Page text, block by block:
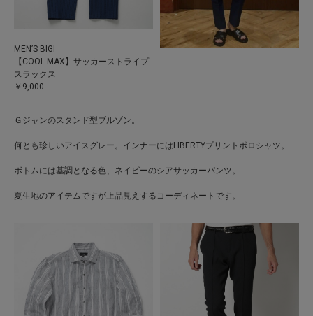
MEN’S BIGI
【COOL MAX】サッカーストライプ
スラックス
￥9,000
Ｇジャンのスタンド型ブルゾン。
何とも珍しいアイスグレー。インナーにはLIBERTYプリントポロシャツ。
ボトムには基調となる色、ネイビーのシアサッカーパンツ。
夏生地のアイテムですが上品見えするコーディネートです。